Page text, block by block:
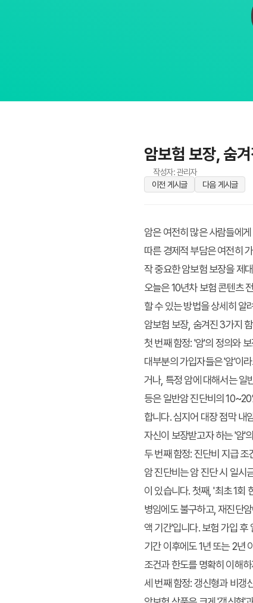
암보험 보장, 숨
작성자: 관리자
이전 게시글
다음 게시글
암은 여전히 많은 사람들에
따른 경제적 부담은 여전히
작 중요한 암보험 보장을 제
오늘은 10년차 보험 콘텐츠
할 수 있는 방법을 상세히 알
암보험 보장, 숨겨진 3가지
첫 번째 함정: '암'의 정의와
대부분의 가입자들은 '암'이
거나, 특정 암에 대해서는 일
등은 일반암 진단비의
합니다. 심지어 대장 점막 내
자신이 보장받고자 하는 '암'
두 번째 함정: 진단비 지급 조
암 진단비는 암 진단 시 일시
이 있습니다. 첫째, '최초 1회
병임에도 불구하고, 재진단
액 기간'입니다. 보험 가입
기간 이후에도 1년 또는 2년
조건과 한도를 명확히 이해
세 번째 함정: 갱신형과 비갱